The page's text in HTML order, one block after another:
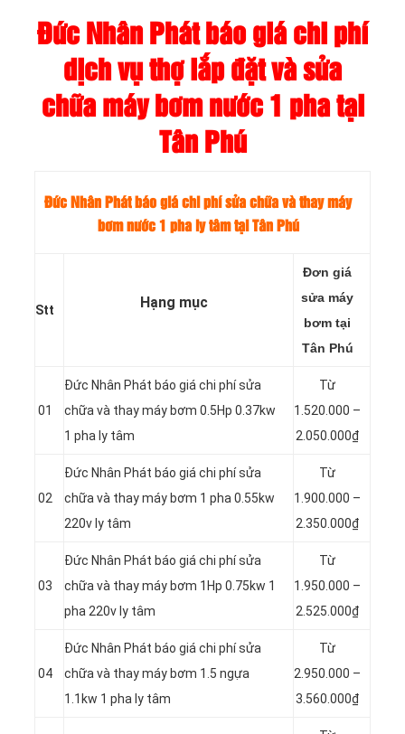
Đức Nhân Phát báo giá chi phí
dịch vụ thợ lắp đặt và sửa
chữa máy bơm nước 1 pha tại
Tân Phú
Đức Nhân Phát báo giá chi phí sửa chữa và thay máy
bơm nước 1 pha ly tâm tại Tân Phú
Stt Hạng mục
Đơn giá
sửa máy
bơm tại
Tân Phú
01
Đức Nhân Phát báo giá chi phí sửa
chữa và thay máy bơm 0.5Hp 0.37kw
1 pha ly tâm
Từ
1.520.000 –
2.050.000₫
02
Đức Nhân Phát báo giá chi phí sửa
chữa và thay máy bơm 1 pha 0.55kw
220v ly tâm
Từ
1.900.000 –
2.350.000₫
03
Đức Nhân Phát báo giá chi phí sửa
chữa và thay máy bơm 1Hp 0.75kw 1
pha 220v ly tâm
Từ
1.950.000 –
2.525.000₫
04
Đức Nhân Phát báo giá chi phí sửa
chữa và thay máy bơm 1.5 ngựa
1.1kw 1 pha ly tâm
Từ
2.950.000 –
3.560.000₫